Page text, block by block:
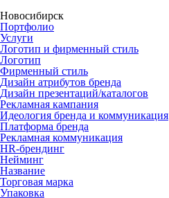
Новосибирск
Портфолио
Услуги
Логотип и фирменный стиль
Логотип
Фирменный стиль
Дизайн атрибутов бренда
Дизайн презентаций/каталогов
Рекламная кампания
Идеология бренда и коммуникация
Платформа бренда
Рекламная коммуникация
HR-брендинг
Нейминг
Название
Торговая марка
Упаковка